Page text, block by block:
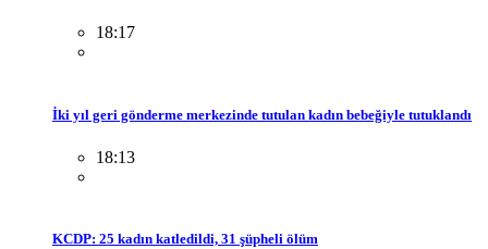
18:17
İki yıl geri gönderme merkezinde tutulan kadın bebeğiyle tutuklandı
18:13
KCDP: 25 kadın katledildi, 31 şüpheli ölüm